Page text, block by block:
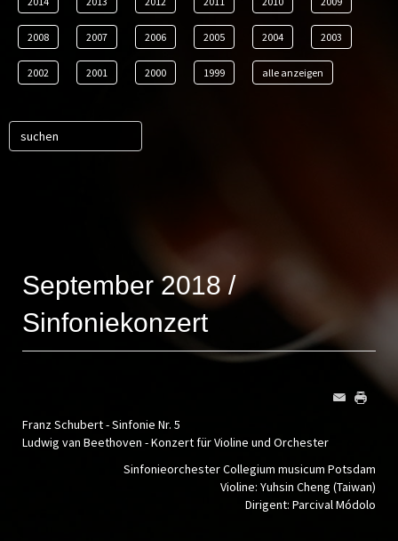
2008 2007 2006 2005 2004 2003
2002 2001 2000 1999 alle anzeigen
September 2018 /
Sinfoniekonzert
Franz Schubert - Sinfonie Nr. 5
Ludwig van Beethoven - Konzert für Violine und Orchester
Sinfonieorchester Collegium musicum Potsdam
Violine: Yuhsin Cheng (Taiwan)
Dirigent: Parcival Módolo